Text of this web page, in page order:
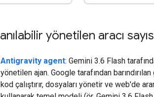
yönetilen aracı
Antigravity agent: Gemini 3.6 Flash
yönetilen ajan. Google tarafından
kod çalıştırır, dosyaları yönetir ve web'de